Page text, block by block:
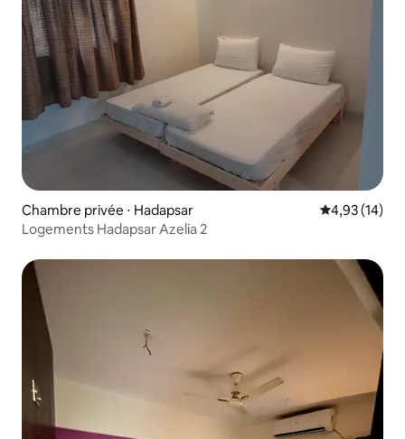
Chambre privée ⋅ Hadapsar Évaluation
4,93 (14)
Logements Hadapsar Azelia 2